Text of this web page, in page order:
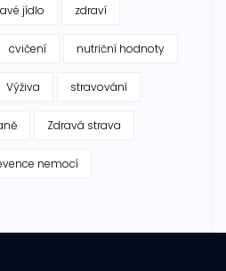
jídlo zdraví
cvičení nutriční hodnoty
Výživa stravování
Zdravá strava
nemocí